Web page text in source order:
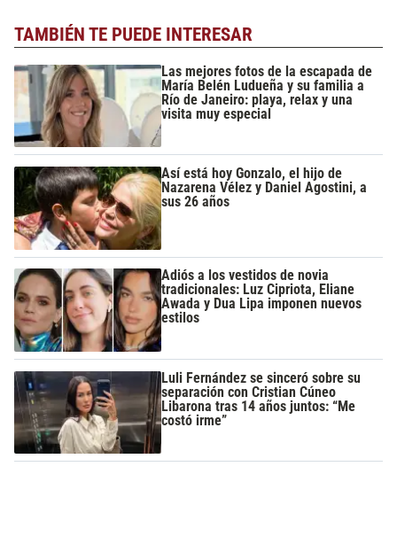
TAMBIÉN TE PUEDE INTERESAR
Las mejores fotos de la escapada de
María Belén Ludueña y su familia a
Río de Janeiro: playa, relax y una
visita muy especial
Así está hoy Gonzalo, el hijo de
Nazarena Vélez y Daniel Agostini, a
sus 26 años
Adiós a los vestidos de novia
tradicionales: Luz Cipriota, Eliane
Awada y Dua Lipa imponen nuevos
estilos
Luli Fernández se sinceró sobre su
separación con Cristian Cúneo
Libarona tras 14 años juntos: “Me
costó irme”